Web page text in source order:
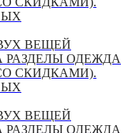
ВЕЩЕЙ
РАЗДЕЛЫ ОДЕЖДА
СКИДКАМИ).
ВЕЩЕЙ
РАЗДЕЛЫ ОДЕЖДА